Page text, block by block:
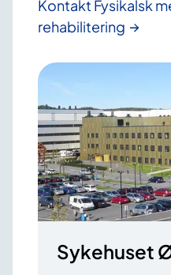
Kontakt Fysikalsk
rehabilitering
Sykehuset